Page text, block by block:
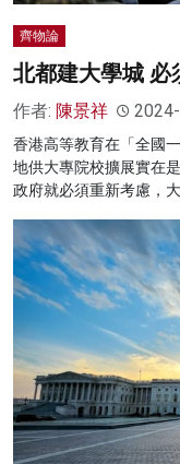
齊物論
北都建大學城 必
作者: 陳景祥
香港高等教育在「全國
地供大專院校擴展實在
政府就必須重新考慮，